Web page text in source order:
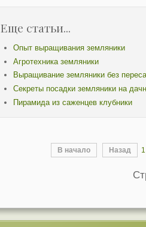
Еще статьи...
Опыт выращивания земляники
Агротехника земляники
Выращивание земляники без
Секреты посадки земляники на
Пирамида из саженцев клубники
В начало Назад 1